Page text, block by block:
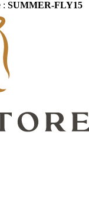
: SUMMER-FLY15